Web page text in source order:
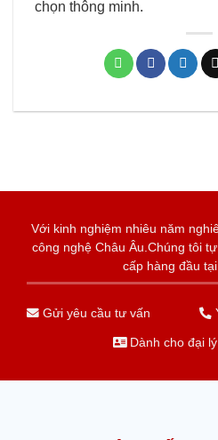
chọn thông minh.
Với kinh nghiệm nhiêu năm
công nghệ Châu Âu.Chúng tôi
cấp hàng đầu
Gửi yêu cầu tư vấn
Dành cho đại lý